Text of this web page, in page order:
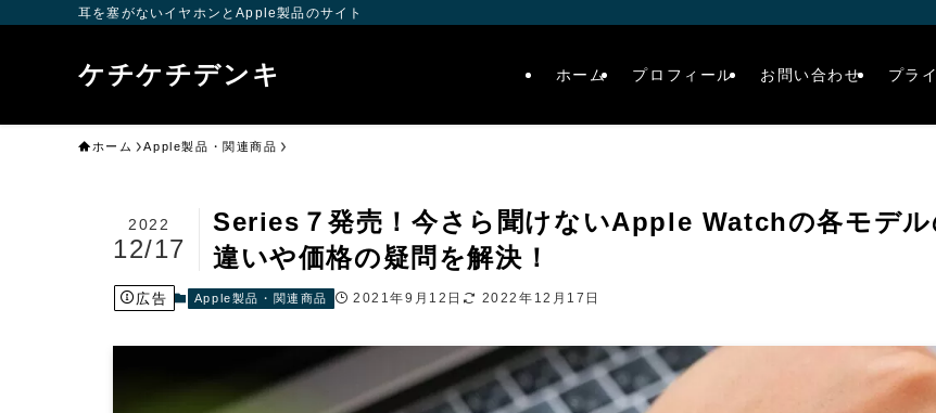
耳を塞がないイヤホンとApple製品のサイト
ケチケチデンキ ホーム プロフィール お問い合わせ プラ
ホーム Apple製品・関連商品
Series７発売！今さら聞けないApple Watchの各モデル
違いや価格の疑問を解決！
2022
12/17
広告 Apple製品・関連商品 2021年9月12日 2022年12月17日